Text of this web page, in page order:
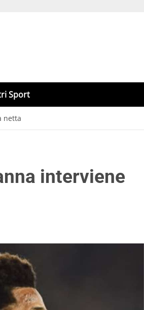
Sport
netta
interviene